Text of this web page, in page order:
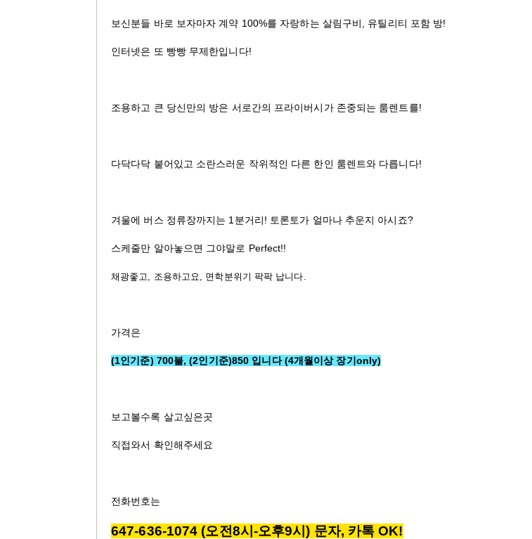
보신분들 바로 보자마자 계약 100%를 자랑하는 살림구비, 유틸리티 포함 방!
인터넷은 또 빵빵 무제한입니다!
조용하고 큰 당신만의 방은 서로간의 프라이버시가 존중되는 룸렌트 를!
다닥다닥 붙어있고 소란스러운 작위적인 다른 한인 룸렌트와 다릅니다!
겨울에 버스 정류장까지는 1분거리! 토론토가 얼마나 추운지 아시죠?
스케줄만 알아놓으면 그야말로 Perfect!!
채광좋고, 조용하고요, 면학분위기 팍팍 납니다.
가격은
(1인기준) 700불, (2인기준)850 입니다 (4개월이상 장기only)
보고볼수록 살고싶은곳
직접와서 확인해주세요
전화번호는
647-636-1074 (오전8시-오후9시) 문자, 카톡 OK!